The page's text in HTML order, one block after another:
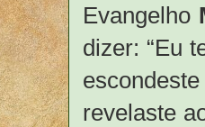
Evangelho
dizer: “Eu
revelaste